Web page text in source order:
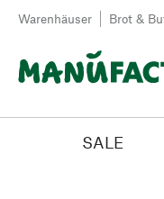
Zum Inhalt springen
Warenhäuser Brot &
SALE